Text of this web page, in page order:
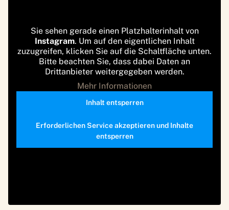
Sie sehen gerade einen Platzhalterinhalt von
Instagram. Um auf den eigentlichen Inhalt
zuzugreifen, klicken Sie auf die Schaltfläche unten.
Bitte beachten Sie, dass dabei Daten an
Drittanbieter weitergegeben werden.
Mehr Informationen
Inhalt entsperren
Erforderlichen Service akzeptieren und Inhalte
entsperren